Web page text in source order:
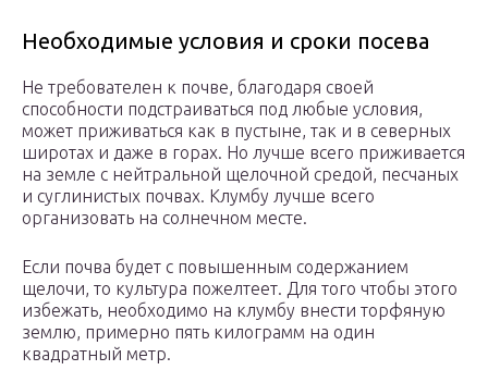
Необходимые условия и сроки посева
Не требователен к почве, благодаря своей
способности подстраиваться под любые условия,
может приживаться как в пустыне, так и в северных
широтах и даже в горах. Но лучше всего приживается
на земле с нейтральной щелочной средой, песчаных
и суглинистых почвах. Клумбу лучше всего
организовать на солнечном месте.
Если почва будет с повышенным содержанием
щелочи, то культура пожелтеет. Для того чтобы этого
избежать, необходимо на клумбу внести торфяную
землю, примерно пять килограмм на один
квадратный метр.